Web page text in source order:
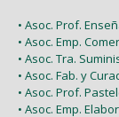
• Asoc. Prof.
• Asoc. Emp.
• Asoc. Tra.
• Asoc. Fab. y
• Asoc. Prof.
• Asoc. Emp.